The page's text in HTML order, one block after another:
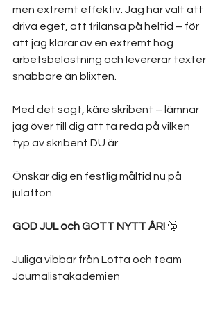
men extremt effektiv. Jag har valt att
driva eget, att frilansa på heltid – för
att jag klarar av en extremt hög
arbetsbelastning och levererar texter
snabbare än blixten.
Med det sagt, käre skribent – lämnar
jag över till dig att ta reda på vilken
typ av skribent DU är.
Önskar dig en festlig måltid nu på
julafton.
GOD JUL och GOTT NYTT ÅR! 🎅
Juliga vibbar från Lotta och team
Journalistakademien